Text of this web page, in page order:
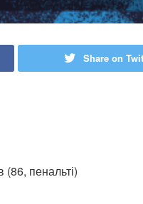
Share on
пенальті)